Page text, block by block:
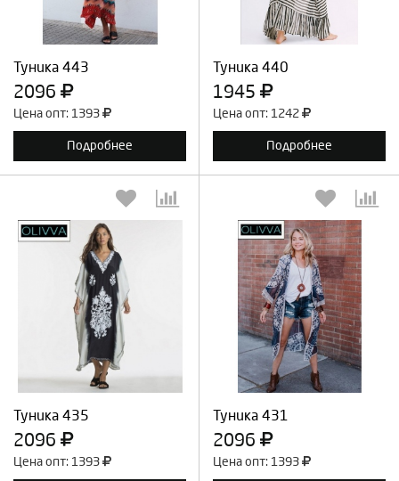
Туника 443
2096
Цена опт: 1393
Подробнее
Продолжить Отмена
Туника 440
1945
Цена опт: 1242
Подробнее
Продолжить Отмена
Туника 435
2096
Цена опт: 1393
Выберите количество:
Продолжить
Туника 431
2096
Цена опт: 1393
Выберите количество:
Продолжить Отмена